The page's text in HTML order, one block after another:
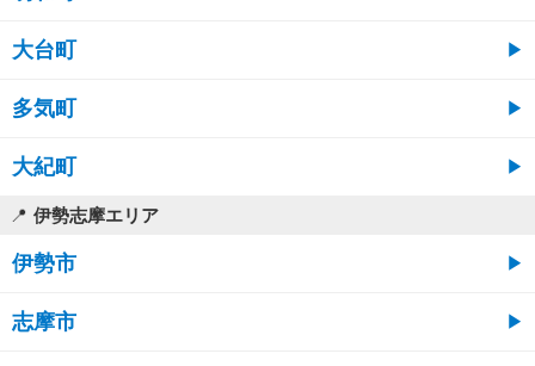
大台町
多気町
大紀町
伊勢志摩エリア
伊勢市
志摩市